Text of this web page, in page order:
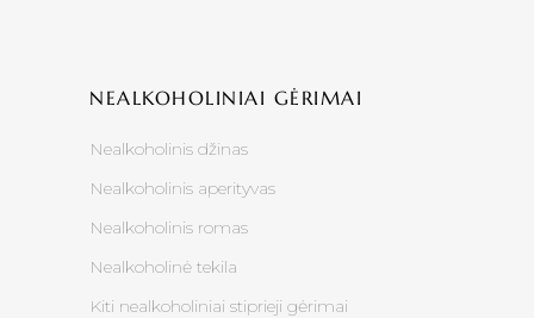
NEALKOHOLINIAI GĖRIMAI
Nealkoholinis džinas
Nealkoholinis aperityvas
Nealkoholinis romas
Nealkoholinė tekila
Kiti nealkoholiniai stiprieji gėrimai